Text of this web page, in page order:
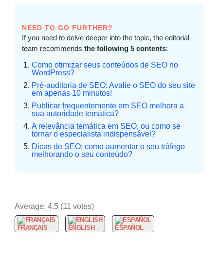
NEED TO GO FURTHER?
If you need to delve deeper into the topic, the editorial
team recommends the following 5 contents:
Como otimizar seus conteúdos de SEO no
WordPress?
Pré-auditoria de SEO: Avalie o SEO do seu site
em apenas 10 minutos!
Publicar frequentemente em SEO melhora a
sua autoridade temática?
A relevância temática em SEO, ou como se
tornar o especialista indispensável?
Dicas de SEO: como aumentar o seu tráfego
melhorando o seu conteúdo?
Average: 4.5 (11 votes)
FRANÇAIS ENGLISH ESPAÑOL